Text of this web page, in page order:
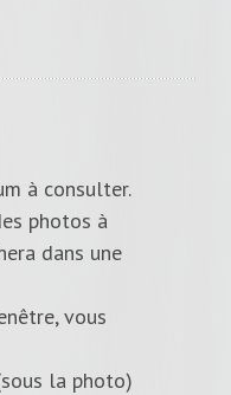
à consulter.
photos à
dans une
vous
la photo)